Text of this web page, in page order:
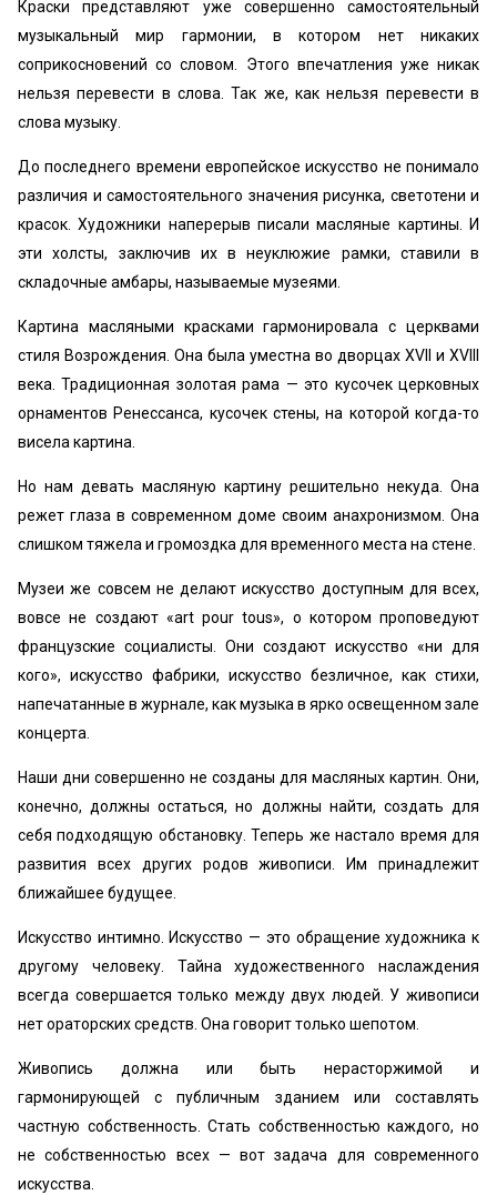
Краски представляют уже совершенно самостоятельный
музыкальный мир гармонии, в котором нет никаких
соприкосновений со словом. Этого впечатления уже никак
нельзя перевести в слова. Так же, как нельзя перевести в
слова музыку.
До последнего времени европейское искусство не понимало
различия и самостоятельного значения рисунка, светотени и
красок. Художники наперерыв писали масляные картины. И
эти холсты, заключив их в неуклюжие рамки, ставили в
складочные амбары, называемые музеями.
Картина масляными красками гармонировала с церквами
стиля Возрождения. Она была уместна во дворцах XVII и XVIII
века. Традиционная золотая рама — это кусочек церковных
орнаментов Ренессанса, кусочек стены, на которой когда-то
висела картина.
Но нам девать масляную картину решительно некуда. Она
режет глаза в современном доме своим анахронизмом. Она
слишком тяжела и громоздка для временного места на стене.
Музеи же совсем не делают искусство доступным для всех,
вовсе не создают «art pour tous», о котором проповедуют
французские социалисты. Они создают искусство «ни для
кого», искусство фабрики, искусство безличное, как стихи,
напечатанные в журнале, как музыка в ярко освещенном зале
концерта.
Наши дни совершенно не созданы для масляных картин. Они,
конечно, должны остаться, но должны найти, создать для
себя подходящую обстановку. Теперь же настало время для
развития всех других родов живописи. Им принадлежит
ближайшее будущее.
Искусство интимно. Искусство — это обращение художника к
другому человеку. Тайна художественного наслаждения
всегда совершается только между двух людей. У живописи
нет ораторских средств. Она говорит только шепотом.
Живопись должна или быть нерасторжимой и
гармонирующей с публичным зданием или составлять
частную собственность. Стать собственностью каждого, но
не собственностью всех — вот задача для современного
искусства.